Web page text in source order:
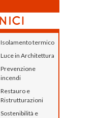
Isolamento termico
Luce in Architettura
Prevenzione
incendi
Restauro e
Ristrutturazioni
Sostenibilità e